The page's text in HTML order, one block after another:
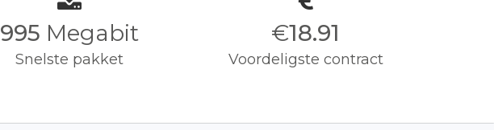
1,000Megabit
Snelste pakket
€19.00
Voordeligste contract